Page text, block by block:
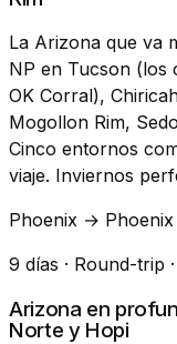
La Arizona que va
NP en Tucson (los
OK Corral),
Mogollon Rim,
Cinco entornos
viaje. Inviernos
Phoenix → Phoenix
9 días · Round-trip
Arizona en
Norte y Hopi